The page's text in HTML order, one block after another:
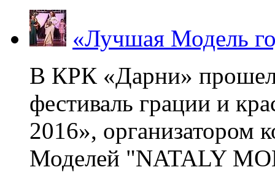
«Лучшая Модель
В КРК «Дарни»
фестиваль грации и
2016», организатором
Моделей "NATALY